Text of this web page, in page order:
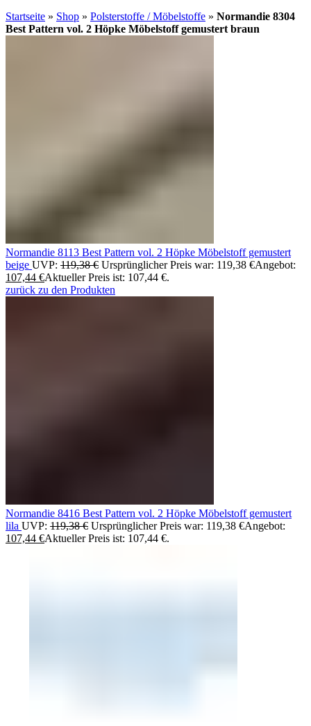
Startseite » Shop » Polsterstoffe / Möbelstoffe » Normandie 8304
Best Pattern vol. 2 Höpke Möbelstoff gemustert braun
Normandie 8113 Best Pattern vol. 2 Höpke Möbelstoff gemustert
beige UVP: 119,38€ Ursprünglicher Preis war: 119,38 €Angebot:
107,44 €Aktueller Preis ist: 107,44 €.
zurück zu den Produkten
Normandie 8416 Best Pattern vol. 2 Höpke Möbelstoff gemustert
lila UVP: 119,38€ Ursprünglicher Preis war: 119,38 €Angebot:
107,44 €Aktueller Preis ist: 107,44 €.